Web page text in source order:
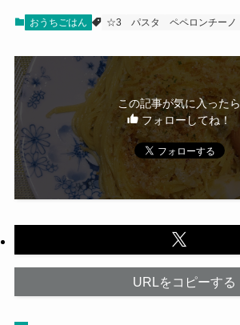
おうちごはん ☆3 パスタ ペペロンチーノ
この記事が気に入ったら
フォローしてね！
URLをコピーする